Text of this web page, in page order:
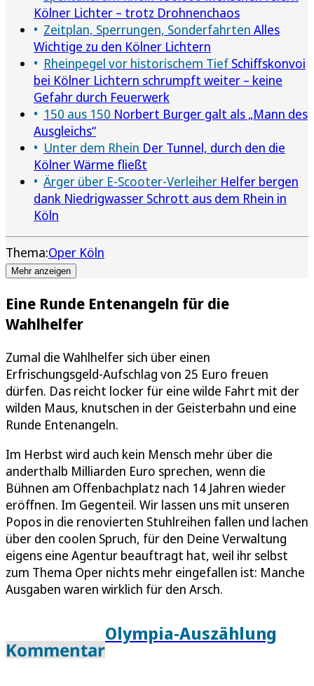
Kölner Lichter – trotz Drohnenchaos
Zeitplan, Sperrungen, Sonderfahrten Alles
Wichtige zu den Kölner Lichtern
Rheinpegel vor historischem Tief Schiffskonvoi
bei Kölner Lichtern schrumpft weiter – keine
Gefahr durch Feuerwerk
150 aus 150 Norbert Burger galt als „Mann des
Ausgleichs“
Unter dem Rhein Der Tunnel, durch den die
Kölner Wärme fließt
Ärger über E-Scooter-Verleiher Helfer bergen
dank Niedrigwasser Schrott aus dem Rhein in
Köln
Thema:Oper Köln
Mehr anzeigen
Eine Runde Entenangeln für die
Wahlhelfer
Zumal die Wahlhelfer sich über einen
Erfrischungsgeld-Aufschlag von 25 Euro freuen
dürfen. Das reicht locker für eine wilde Fahrt mit der
wilden Maus, knutschen in der Geisterbahn und eine
Runde Entenangeln.
Im Herbst wird auch kein Mensch mehr über die
anderthalb Milliarden Euro sprechen, wenn die
Bühnen am Offenbachplatz nach 14 Jahren wieder
eröffnen. Im Gegenteil. Wir lassen uns mit unseren
Popos in die renovierten Stuhlreihen fallen und lachen
über den coolen Spruch, für den Deine Verwaltung
eigens eine Agentur beauftragt hat, weil ihr selbst
zum Thema Oper nichts mehr eingefallen ist: Manche
Ausgaben waren wirklich für den Arsch.
Kommentar
Olympia-Auszählung